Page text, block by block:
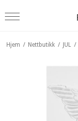
Hjem / Nettbutikk / JUL /